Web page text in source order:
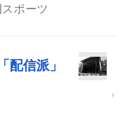
スポーツ
配信派」